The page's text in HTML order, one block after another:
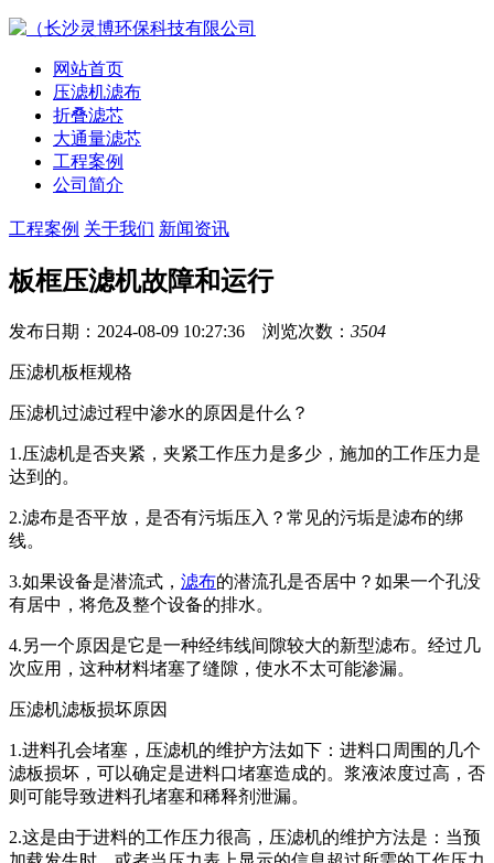
网站首页
压滤机滤布
折叠滤芯
大通量滤芯
工程案例
公司简介
工程案例 关于我们 新闻资讯
板框压滤机故障和运行
发布日期：2024-08-09 10:27:36 浏览次数： 3504
压滤机板框规格
压滤机过滤过程中渗水的原因是什么？
1.压滤机是否夹紧，夹紧工作压力是多少，施加的工作压力是
达到的。
2.滤布是否平放，是否有污垢压入？常见的污垢是滤布的绑
线。
3.如果设备是潜流式， 滤布的潜流孔是否居中？如果一个孔没
有居中，将危及整个设备的排水。
4.另一个原因是它是一种经纬线间隙较大的新型滤布。经过几
次应用，这种材料堵塞了缝隙，使水不太可能渗漏。
压滤机滤板损坏原因
1.进料孔会堵塞，压滤机的维护方法如下：进料口周围的几个
滤板损坏，可以确定是进料口堵塞造成的。浆液浓度过高，否
则可能导致进料孔堵塞和稀释剂泄漏。
2.这是由于进料的工作压力很高，压滤机的维护方法是：当预